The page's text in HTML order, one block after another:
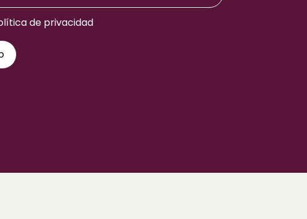
de privacidad